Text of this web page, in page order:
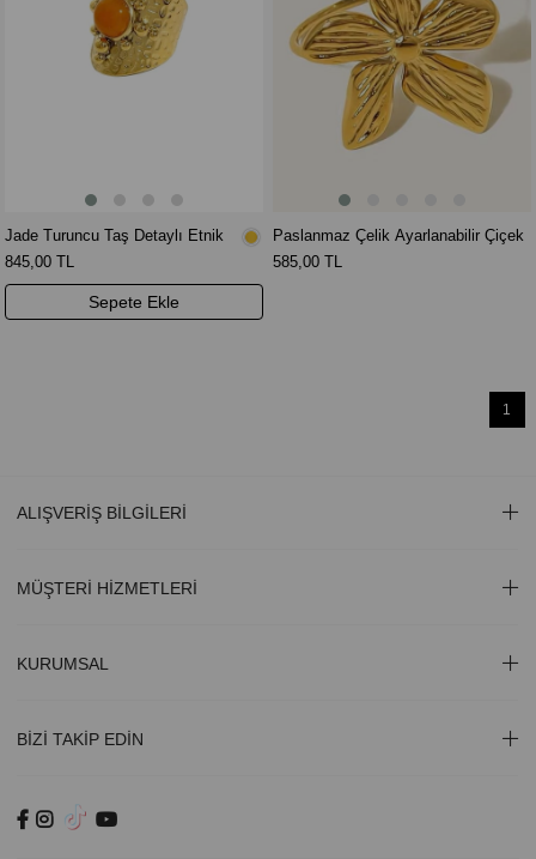
Jade Turuncu Taş Detaylı Etnik
Yüzük
845,00 TL
Sepete Ekle
Paslanmaz Çelik Ayarlanabilir Çiçek
Yüzük
585,00 TL
1
ALIŞVERİŞ BİLGİLERİ
MÜŞTERİ HİZMETLERİ
KURUMSAL
BİZİ TAKİP EDİN